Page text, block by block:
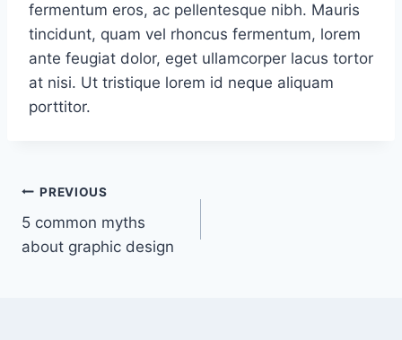
fermentum eros, ac pellentesque nibh. Mauris
tincidunt, quam vel rhoncus fermentum, lorem
ante feugiat dolor, eget ullamcorper lacus tortor
at nisi. Ut tristique lorem id neque aliquam
porttitor.
Post
navigation
PREVIOUS
5 common myths
about graphic design